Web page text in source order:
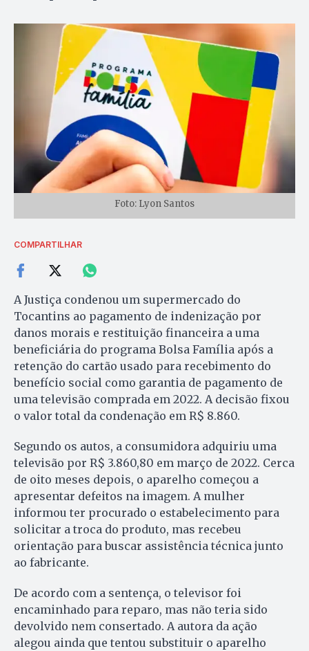
Foto: Lyon Santos
COMPARTILHAR
A Justiça condenou um supermercado do
Tocantins ao pagamento de indenização por
danos morais e restituição financeira a uma
beneficiária do programa Bolsa Família após a
retenção do cartão usado para recebimento do
benefício social como garantia de pagamento de
uma televisão comprada em 2022. A decisão fixou
o valor total da condenação em R$ 8.860.
Segundo os autos, a consumidora adquiriu uma
televisão por R$ 3.860,80 em março de 2022. Cerca
de oito meses depois, o aparelho começou a
apresentar defeitos na imagem. A mulher
informou ter procurado o estabelecimento para
solicitar a troca do produto, mas recebeu
orientação para buscar assistência técnica junto
ao fabricante.
De acordo com a sentença, o televisor foi
encaminhado para reparo, mas não teria sido
devolvido nem consertado. A autora da ação
alegou ainda que tentou substituir o aparelho